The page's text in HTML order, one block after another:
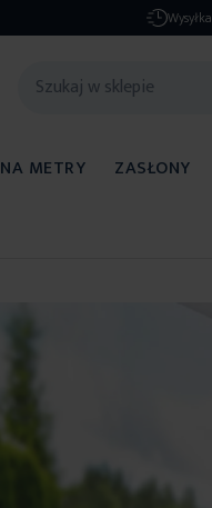
Wysyłka
NA METRY ZASŁONY